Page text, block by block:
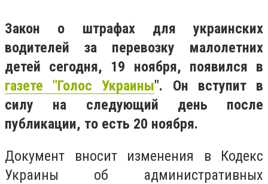
Закон о штрафах для украинских
водителей за перевозку малолетних
детей сегодня, 19 ноября, появился в
газете "Голос Украины". Он вступит в
силу на следующий день после
публикации, то есть 20 ноября.
Документ вносит изменения в Кодекс
Украины об административных